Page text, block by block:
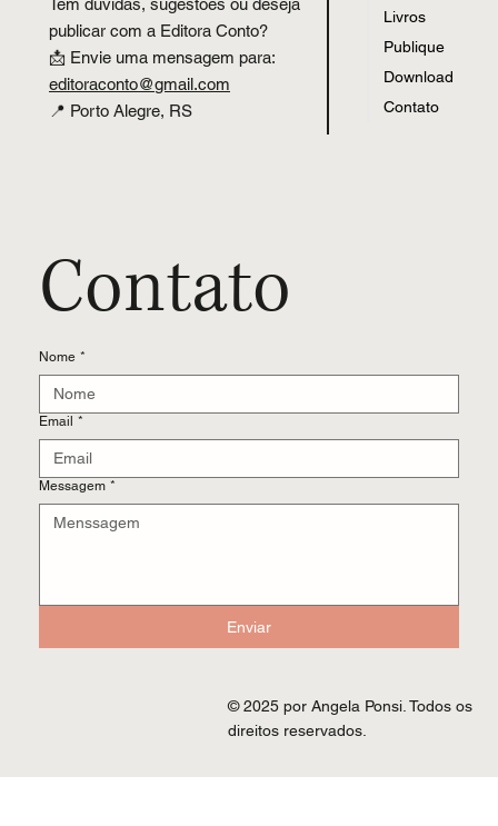
Tem dúvidas, sugestões ou deseja
publicar com a Editora Conto?
📩 Envie uma mensagem para:
editoraconto@gmail.com
📍 Porto Alegre, RS
Livros
Publique
Download
Contato
Contato
Nome *
Email *
Messagem *
Enviar
© 2025 por Angela Ponsi. Todos os
direitos reservados.